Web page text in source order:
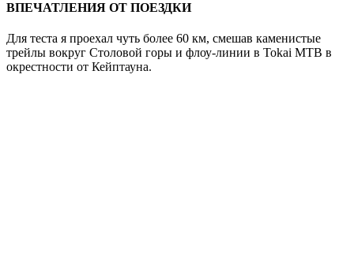
ВПЕЧАТЛЕНИЯ ОТ ПОЕЗДКИ
Для теста я проехал чуть более 60 км, смешав каменистые
трейлы вокруг Столовой горы и флоу-линии в Tokai MTB в
окрестности от Кейптауна.